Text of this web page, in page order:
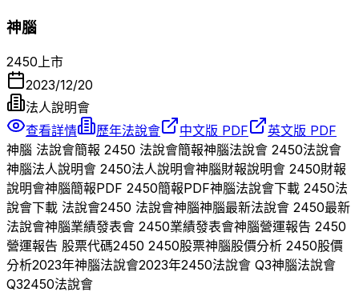
神腦
2450上市
2023/12/20
法人說明會
查看詳情
歷年法說會 中文版 PDF
英文版 PDF
神腦 法說會簡報 2450 法說會簡報神腦法說會 2450法說會
神腦法人說明會 2450法人說明會神腦財報說明會 2450財報
說明會神腦簡報PDF 2450簡報PDF神腦法說會下載 2450法
說會下載 法說會2450 法說會神腦神腦最新法說會 2450最新
法說會神腦業績發表會 2450業績發表會神腦營運報告 2450
營運報告 股票代碼2450 2450股票神腦股價分析 2450股價
分析2023年神腦法說會2023年2450法說會 Q3神腦法說會
Q32450法說會